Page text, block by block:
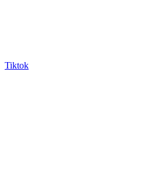
Tiktok